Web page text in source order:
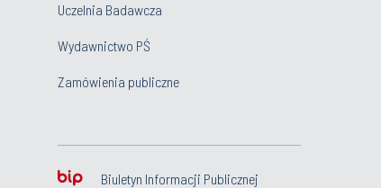
Uczelnia Badawcza
Wydawnictwo PŚ
Zamówienia publiczne
Biuletyn Informacji Publicznej